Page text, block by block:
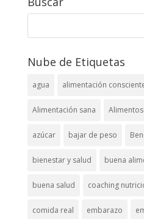
Nube de Etiquetas
agua alimentación
Alimentación sana
azúcar bajar de peso
bienestar y salud buena
buena salud coaching
comida real embarazo